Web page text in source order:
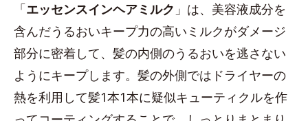
「エッセンスインヘアミルク 」は、美容液成分を
含んだうるおいキープ力の高いミルクがダメージ
部分に密着して、髪の内側のうるおいを逃さない
ようにキープします。髪の外側ではドライヤーの
熱を利用して髪1本1本に疑似キューティクルを作